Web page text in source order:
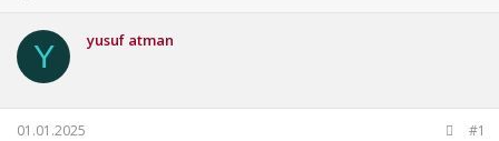
n
y
u
b
l
g
Y yusuf atman
01.01.2025 #1